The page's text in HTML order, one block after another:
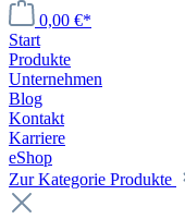
0,00 €*
Start
Produkte
Unternehmen
Blog
Kontakt
Karriere
eShop
Zur Kategorie Produkte